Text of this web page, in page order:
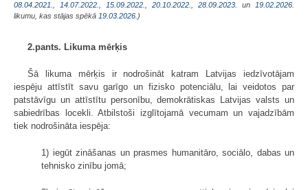
08.04.2021.
14.07.2022. 15.09.2022. 20.10.2022. 28.09.2023. un 19.02.2026
likumu, kas stājas spēkā 19.03.2026. )
2.pants. Likuma mērķis
Šā likuma mērķis ir nodrošināt katram Latvijas iedzīvotājam
iespēju attīstīt savu garīgo un fizisko potenciālu, lai veidotos par
patstāvīgu un attīstītu personību, demokrātiskas Latvijas valsts un
sabiedrības locekli. Atbilstoši izglītojamā vecumam un vajadzībām
tiek nodrošināta iespēja:
1) iegūt zināšanas un prasmes humanitāro, sociālo, dabas un
tehnisko zinību jomā;